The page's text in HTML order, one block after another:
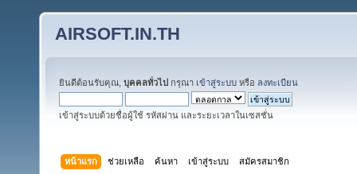
AIRSOFT.IN.TH
ยินดีต้อนรับคุณ, บุคคลทั่วไป กรุณา เข้าสู่ระบบ หรือ ลงทะเบียน
เข้าสู่ระบบด้วยชื่อผู้ใช้ รหัสผ่าน และระยะเวลาในเซสชั่น
หน้าแรก ช่วยเหลือ ค้นหา เข้าสู่ระบบ สมัครสมาชิก